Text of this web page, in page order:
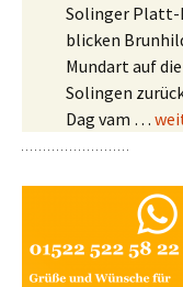
Solinger Platt-
blicken
Mundart auf
Solingen
Dag vam …